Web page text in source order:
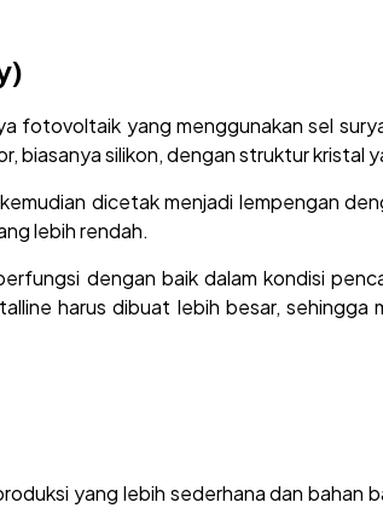
fotovoltaik yang menggunakan sel
biasanya silikon, dengan struktur kristal
dicetak menjadi lempengan
lebih rendah.
dengan baik dalam kondisi
harus dibuat lebih besar, sehingga
yang lebih sederhana dan bahan